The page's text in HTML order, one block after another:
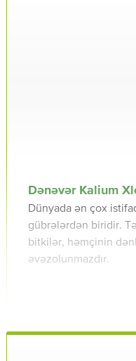
Dənəvər Kalium
Dünyada ən çox
gübrələrdən biridir.
bitkilər, həmçinin
əvəzolunmazdır.